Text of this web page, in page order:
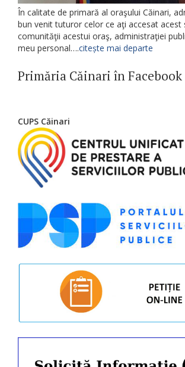
În calitate de primară al oraşului Căinari,
bun venit tuturor celor ce aţi accesat acest
comunităţii acestui oraş, administraţiei
meu personal….citește mai departe
Primăria Căinari în Facebook
CUPS Căinari